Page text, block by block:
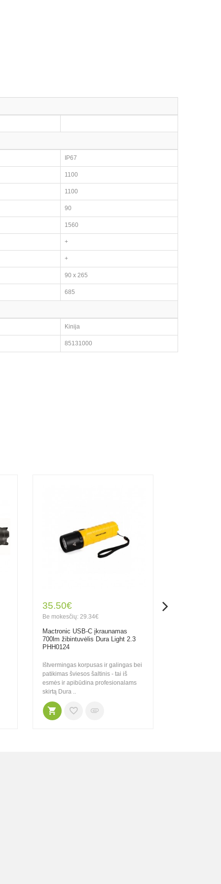
IP67
1100
1100
90
1560
+
+
90 x 265
685
Kinija
85131000
35.50€
Be mokesčių: 29.34€
Mactronic USB-C įkraunamas
700lm žibintuvėlis Dura Light 2.3
PHH0124
Ištvermingas korpusas ir galingas bei
patikimas šviesos šaltinis - tai iš
esmės ir apibūdina profesionalams
skirtą Dura ..